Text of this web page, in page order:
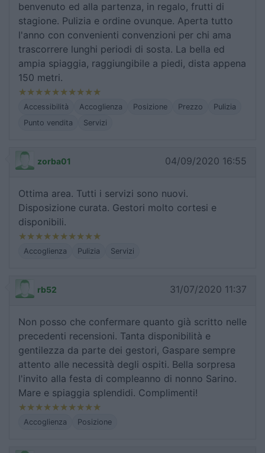
benvenuto ed alla partenza, in regalo, frutti di
stagione. Pulizia e ordine ovunque. Aperta tutto
l'anno con convenienti convenzioni per chi ama
trascorrere lunghi periodi di sosta. La bella ed
ampia spiaggia, raggiungibile a piedi, dista appena
150 metri.
Accessibilità Accoglienza Posizione Prezzo
Pulizia
Punto vendita
Servizi
zorba01 04/09/2020 16:55
Ottima area. Tutti i servizi sono nuovi.
Disposizione curata. Gestori molto cortesi e
disponibili.
Accoglienza Pulizia Servizi
rb52 31/07/2020 11:37
Non posso che confermare quanto già scritto nelle
precedenti recensioni. Tanta disponibilità e
gentilezza da parte dei gestori, Gaspare sempre
attento alle necessità degli ospiti. Bella sorpresa
l'invito alla festa di compleanno di nonno Sarino.
Mare e spiaggia splendidi. Complimenti!
Accoglienza Posizione